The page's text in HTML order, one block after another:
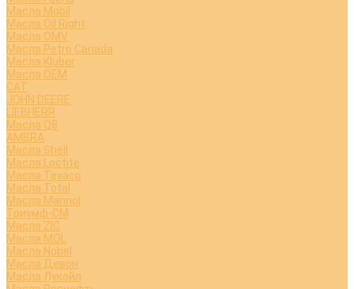
Масла Mobil
Масла Oil Right
Масла OMV
Масла Petro Canada
Масла Kluber
Масла OEM
CAT
JOHN DEERE
LIEBHERR
Масла Q8
AMBRA
Масла Shell
Масла Loctite
Масла Texaco
Масла Total
Масла Mannol
Триумф-СМ
Масла ZIC
Масла MOL
Масла Nobel
Масла Девон
Масла Лукойл